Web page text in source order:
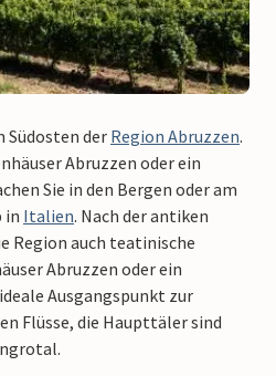
Südosten der Region Abruzzen.
Abruzzen oder ein
Sie in den Bergen oder am
in Italien. Nach der antiken
Region auch teatinische
Abruzzen oder ein
Ausgangspunkt zur
Flüsse, die Haupttäler sind